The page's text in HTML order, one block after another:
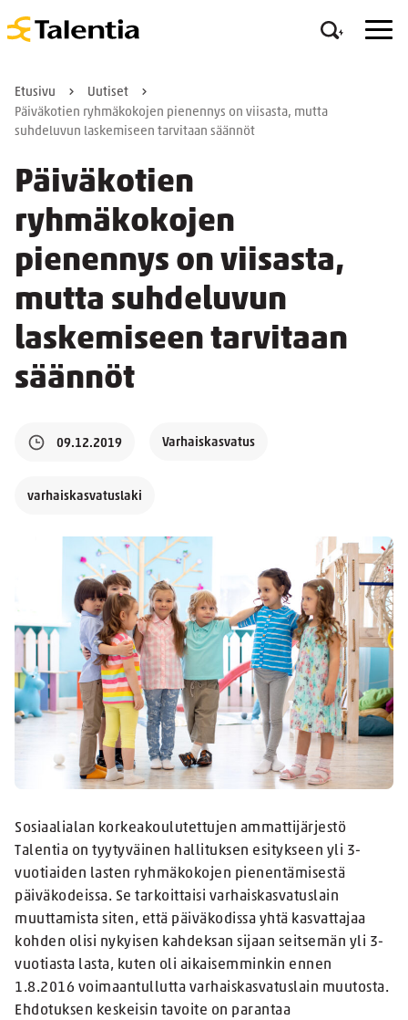
Etusivu
Uutiset
Päiväkotien ryhmäkokojen pienennys on viisasta, mutta
suhdeluvun laskemiseen tarvitaan säännöt
Päiväkotien
ryhmäkokojen
pienennys on viisasta,
mutta suhdeluvun
laskemiseen tarvitaan
säännöt
09.12.2019 Varhaiskasvatus
varhaiskasvatuslaki
Sosiaalialan korkeakoulutettujen ammattijärjestö
Talentia on tyytyväinen hallituksen esitykseen yli 3-
vuotiaiden lasten ryhmäkokojen pienentämisestä
päiväkodeissa. Se tarkoittaisi varhaiskasvatuslain
muuttamista siten, että päiväkodissa yhtä kasvattajaa
kohden olisi nykyisen kahdeksan sijaan seitsemän yli 3-
vuotiasta lasta, kuten oli aikaisemminkin ennen
1.8.2016 voimaantullutta varhaiskasvatuslain muutosta.
Ehdotuksen keskeisin tavoite on parantaa